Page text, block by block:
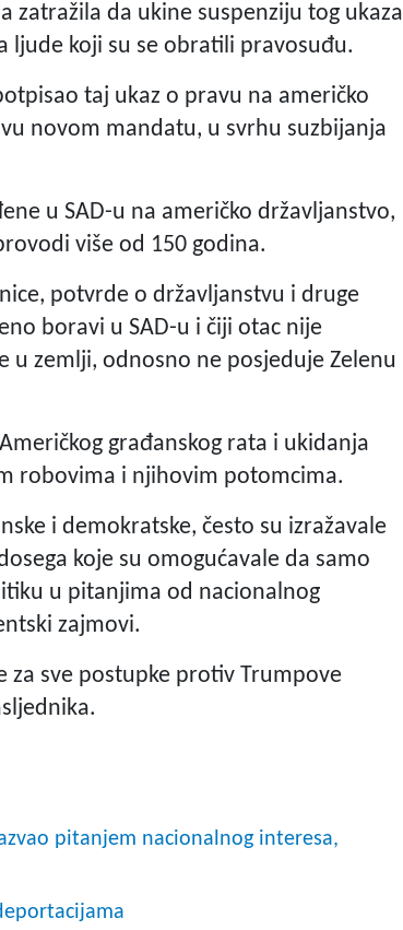
zatražila da ukine suspenziju tog ukaza
ljude koji su se obratili pravosuđu.
taj ukaz o pravu na američko
novom mandatu, u svrhu suzbijanja
u SAD-u na američko državljanstvo,
više od 150 godina.
potvrde o državljanstvu i druge
boravi u SAD-u i čiji otac nije
zemlji, odnosno ne posjeduje Zelenu
građanskog rata i ukidanja
robovima i njihovim potomcima.
i demokratske, često su izražavale
koje su omogućavale da samo
u pitanjima od nacionalnog
zajmovi.
za sve postupke protiv Trumpove
pitanjem nacionalnog interesa,